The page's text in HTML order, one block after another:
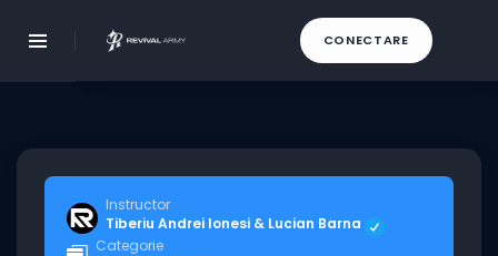
CONECTARE
Instructor
Tiberiu Andrei Ionesi & Lucian Barna
Categorie